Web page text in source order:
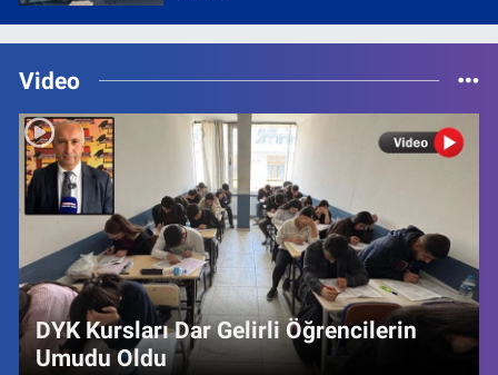
Video
DYK Kursları Dar Gelirli Öğrencilerin
Umudu Oldu